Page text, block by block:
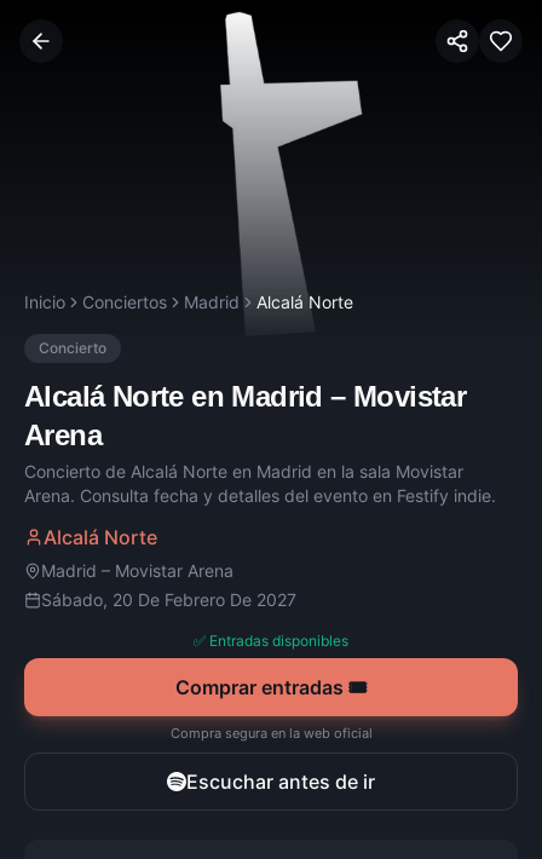
Inicio Conciertos Madrid Alcalá Norte
Concierto
Alcalá Norteen Madrid – Movistar
Arena
Concierto de Alcalá Norte en Madrid en la sala Movistar
Arena. Consulta fecha y detalles del evento en Festify indie.
Alcalá Norte
Madrid – Movistar Arena
Sábado, 20 De Febrero De 2027
✅ Entradas disponibles
Comprar entradas 🎟️
Compra segura en la web oficial
Escuchar antes de ir